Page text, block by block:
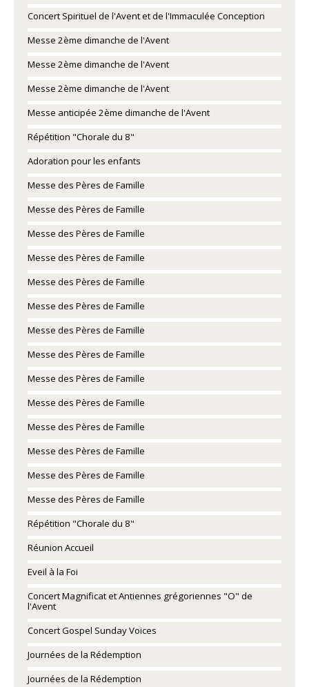
Concert Spirituel de l'Avent et de l'Immaculée Conception
Messe 2ème dimanche de l'Avent
Messe 2ème dimanche de l'Avent
Messe 2ème dimanche de l'Avent
Messe anticipée 2ème dimanche de l'Avent
Répétition "Chorale du 8"
Adoration pour les enfants
Messe des Pères de Famille
Messe des Pères de Famille
Messe des Pères de Famille
Messe des Pères de Famille
Messe des Pères de Famille
Messe des Pères de Famille
Messe des Pères de Famille
Messe des Pères de Famille
Messe des Pères de Famille
Messe des Pères de Famille
Messe des Pères de Famille
Messe des Pères de Famille
Messe des Pères de Famille
Messe des Pères de Famille
Répétition "Chorale du 8"
Réunion Accueil
Eveil à la Foi
Concert Magnificat et Antiennes grégoriennes "O" de
l'Avent
Concert Gospel Sunday Voices
Journées de la Rédemption
Journées de la Rédemption